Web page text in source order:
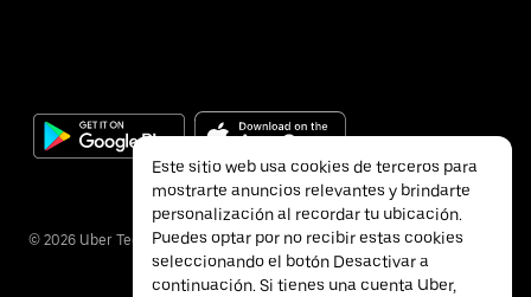
© 2026 Uber Technologies Inc.
Este sitio web usa cookies de terceros para
mostrarte anuncios relevantes y brindarte
personalización al recordar tu ubicación.
Puedes optar por no recibir estas cookies
seleccionando el botón Desactivar a
continuación. Si tienes una cuenta Uber,